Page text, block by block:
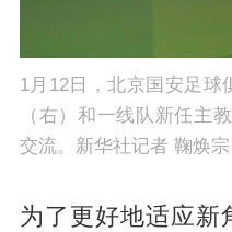
1月12日，北京国安足球
（右）和一线队新任主
交流。新华社记者 鞠焕
为了更好地适应新